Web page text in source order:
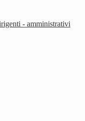
- amministrativi